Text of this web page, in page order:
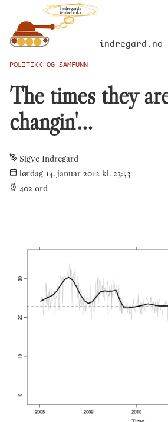
indregard.no
POLITIKK OG SAMFUNN
The times they
changin'...
Sigve Indregard
lørdag 14. januar 2012 kl. 23:53
402 ord